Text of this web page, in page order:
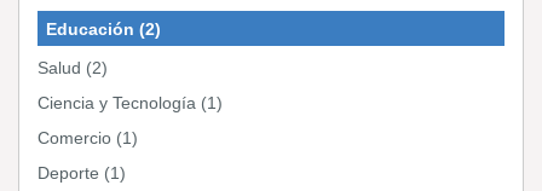
Educación (2)
Salud (2)
Ciencia y Tecnología (1)
Comercio (1)
Deporte (1)